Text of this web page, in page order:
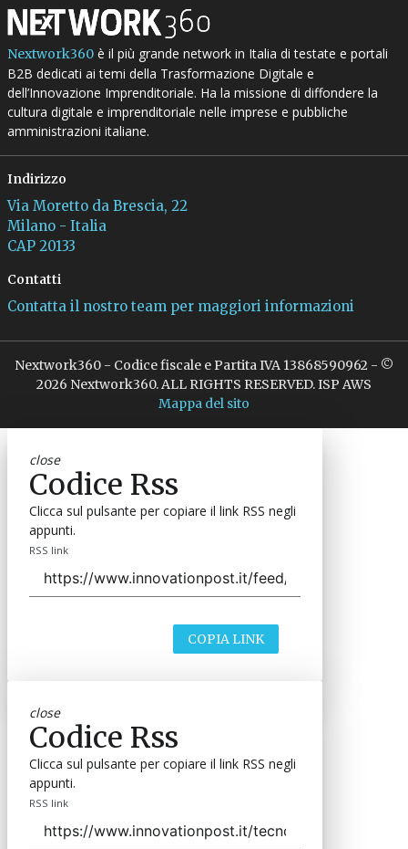
Nextwork360è il più grande network in Italia di testate e portali
B2B dedicati ai temi della Trasformazione Digitale e
dell’Innovazione Imprenditoriale. Ha la missione di diffondere la
cultura digitale e imprenditoriale nelle imprese e pubbliche
amministrazioni italiane.
Indirizzo
Via Moretto da Brescia, 22
Milano - Italia
CAP 20133
Contatti
Contatta il nostro team per maggiori informazioni
Nextwork360 - Codice fiscale e Partita IVA 13868590962 - ©
2026 Nextwork360. ALL RIGHTS RESERVED. ISP AWS
Mappa del sito
close
Codice Rss
Clicca sul pulsante per copiare il link RSS negli
appunti.
RSS link
COPIA LINK
close
Codice Rss
Clicca sul pulsante per copiare il link RSS negli
appunti.
RSS link